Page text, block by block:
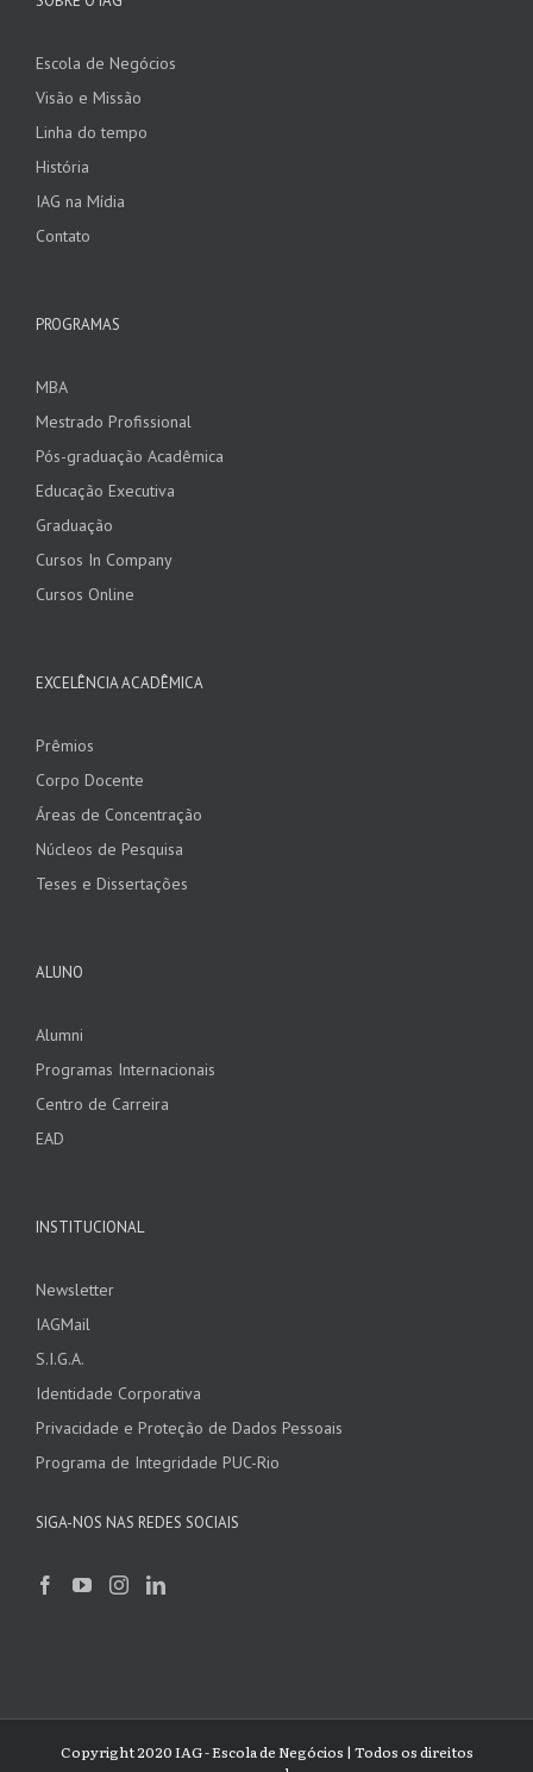
Escola de Negócios
Visão e Missão
Linha do tempo
História
IAG na Mídia
Contato
PROGRAMAS
MBA
Mestrado Profissional
Pós-graduação Acadêmica
Educação Executiva
Graduação
Cursos In Company
Cursos Online
EXCELÊNCIA ACADÊMICA
Prêmios
Corpo Docente
Áreas de Concentração
Núcleos de Pesquisa
Teses e Dissertações
ALUNO
Alumni
Programas Internacionais
Centro de Carreira
EAD
INSTITUCIONAL
Newsletter
IAGMail
S.I.G.A.
Identidade Corporativa
Privacidade e Proteção de Dados Pessoais
Programa de Integridade PUC-Rio
SIGA-NOS NAS REDES SOCIAIS
Copyright 2020 IAG - Escola de Negócios | Todos os direitos